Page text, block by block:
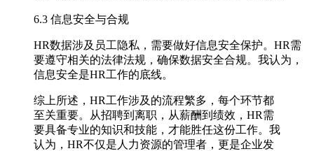
6.3 信息安全与合规
HR数据涉及员工隐私，需要做好信息安全保护。HR需
要遵守相关的法律法规，确保数据安全合规。我认为，
信息安全是HR工作的底线。
综上所述，HR工作涉及的流程繁多，每个环节都
至关重要。从招聘到离职，从薪酬到绩效，HR需
要具备专业的知识和技能，才能胜任这份工作。我
认为，HR不仅是人力资源的管理者，更是企业发